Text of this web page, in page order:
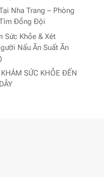
Nha Trang – Phòng
Đồng Đội
Sức Khỏe & Xét
Nấu Ăn Suất Ăn
SỨC KHỎE ĐẾN